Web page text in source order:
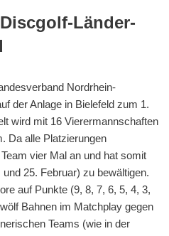
Länder-
Nordrhein-
der Anlage in Bielefeld zum 1.
wird mit 16 Vierermannschaften
Da alle Platzierungen
vier Mal an und hat somit
25. Februar) zu bewältigen.
auf Punkte (9, 8, 7, 6, 5, 4, 3,
Bahnen im Matchplay gegen
Teams (wie in der